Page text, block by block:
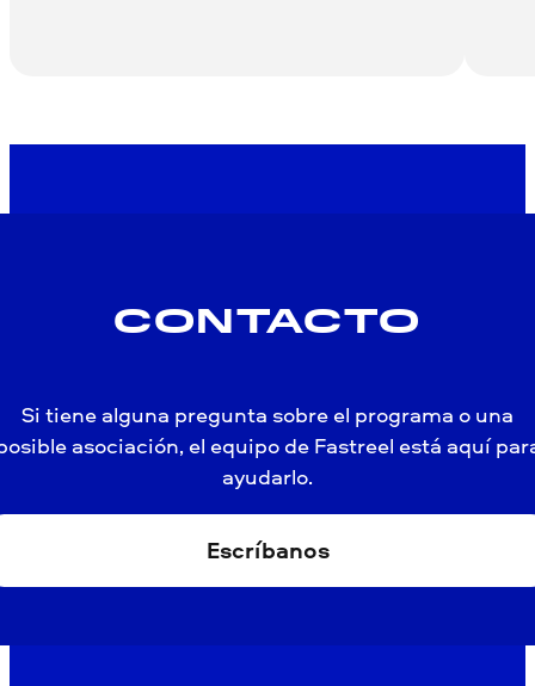
CONTACTO
Si tiene alguna pregunta sobre el programa o una
asociación, el equipo de Fastreel está aquí
ayudarlo.
Escríbanos